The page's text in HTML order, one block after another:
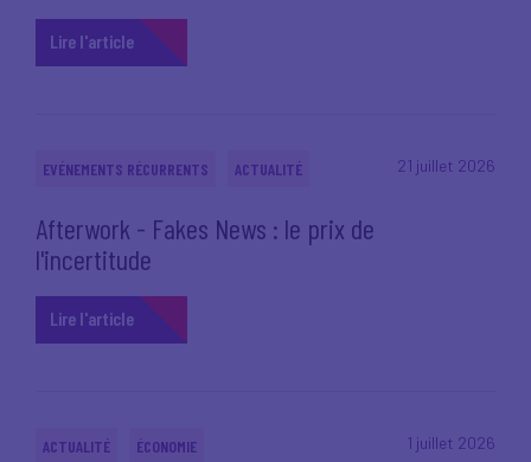
Lire l'article
21 juillet 2026
EVÉNEMENTS RÉCURRENTS ACTUALITÉ
Afterwork - Fakes News : le prix de
l'incertitude
Lire l'article
1 juillet 2026
ACTUALITÉ ÉCONOMIE